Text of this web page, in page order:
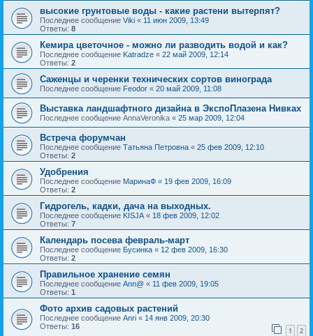
высокие грунтовые воды - какие растени вытерпят?
Последнее сообщение Viki « 11 июн 2009, 13:49
Ответы: 8
Кемира цветочное - можно ли разводить водой и как?
Последнее сообщение Katradze « 22 май 2009, 12:14
Ответы: 2
Саженцы и черенки технических сортов винограда
Последнее сообщение Feodor « 20 май 2009, 11:08
Выставка ландшафтного дизайна в ЭкспоПлазена Нивках
Последнее сообщение AnnaVeronika « 25 мар 2009, 12:04
Встреча форумчан
Последнее сообщение Татьяна Петровна « 25 фев 2009, 12:10
Ответы: 2
Удобрения
Последнее сообщение МаринаФ « 19 фев 2009, 16:09
Ответы: 2
Гидрогель, кадки, дача на выходных.
Последнее сообщение KISJA « 18 фев 2009, 12:02
Ответы: 7
Календарь посева февраль-март
Последнее сообщение Бусинка « 12 фев 2009, 16:30
Ответы: 2
Правильное хранение семян
Последнее сообщение Ann@ « 11 фев 2009, 19:05
Ответы: 1
Фото архив садовых растений
Последнее сообщение Anri « 14 янв 2009, 20:30
Ответы: 16 1 2